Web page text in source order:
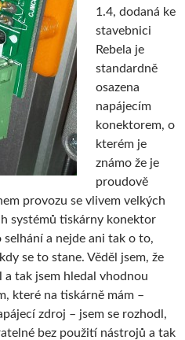
1.4, dodaná ke
stavebnici
Rebela je
standardně
osazena
napájecím
konektorem, o
kterém je
známo že je
proudově
provozu se vlivem velkých
systémů tiskárny konektor
a nejde ani tak o to,
se to stane. Věděl jsem, že
tak jsem hledal vhodnou
které na tiskárně mám –
zdroj – jsem se rozhodl,
bez použití nástrojů a tak